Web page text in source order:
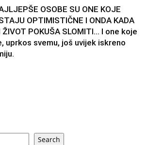
OSOBE SU ONE KOJE
OPTIMISTIČNE I ONDA KADA
ŽIVOT POKUŠA SLOMITI… I one koje
uprkos svemu, još uvijek iskreno
Search